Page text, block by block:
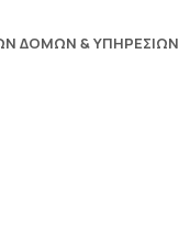
ΔΟΜΏΝ & ΥΠΗΡΕΣΙΏΝ